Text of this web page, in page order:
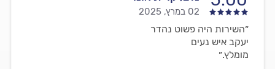
02 במרץ, 2025
״השירות היה פשוט נהדר
יעקב איש נעים
מומלץ.״